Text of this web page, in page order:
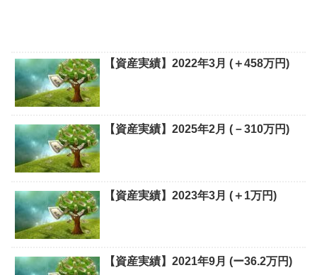
【資産実績】2022年3月 (＋458万円)
【資産実績】2025年2月 (－310万円)
【資産実績】2023年3月 (＋1万円)
【資産実績】2021年9月 (ー36.2万円)